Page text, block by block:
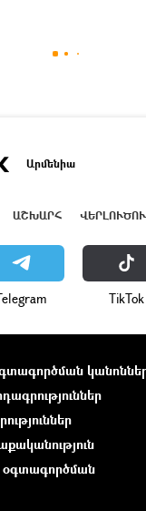
Արմենիա
ԱՇԽԱՐՀ
ТikТоk
օգտագործման